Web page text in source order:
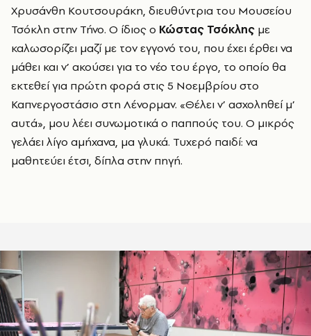
Χρυσάνθη Κουτσουράκη, διευθύντρια του Μουσείου
Τσόκλη στην Τήνο. Ο ίδιος ο Κώστας Τσόκλης με
καλωσορίζει μαζί με τον εγγονό του, που έχει έρθει να
μάθει και ν’ ακούσει για το νέο του έργο, το οποίο θα
εκτεθεί για πρώτη φορά στις 5 Νοεμβρίου στο
Καπνεργοστάσιο στη Λένορμαν. «Θέλει ν’ ασχοληθεί μ’
αυτά», μου λέει συνωμοτικά ο παππούς του. Ο μικρός
γελάει λίγο αμήχανα, μα γλυκά. Τυχερό παιδί: να
μαθητεύει έτσι, δίπλα στην πηγή.